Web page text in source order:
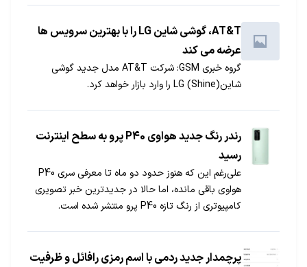
AT&T، گوشی شاین LG را با بهترین سرویس ها
عرضه می کند
گروه خبری GSM: شرکت AT&T مدل جدید گوشی
شاین(LG (Shine را وارد بازار خواهد کرد.
رندر رنگ جدید هواوی P40 پرو به سطح اینترنت
رسید
علی‌رغم این که هنوز حدود دو ماه تا معرفی سری P40
هواوی باقی مانده، اما حالا در جدیدترین خبر تصویری
کامپیوتری از رنگ تازه P40 پرو منتشر شده است.
پرچمدار جدید ردمی با اسم رمزی رافائل و ظرفیت